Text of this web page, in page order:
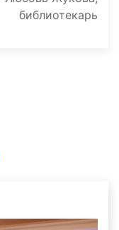
библиотекарь